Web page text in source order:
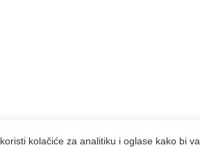
koristi kolačiće za analitiku i oglase kako bi